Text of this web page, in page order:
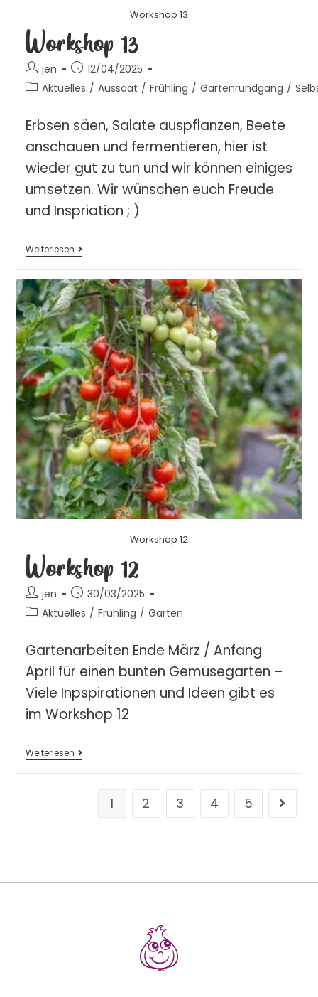
Workshop 13
Workshop 13
jen
12/04/2025
Aktuelles / Aussaat / Frühling / Gartenrundgang /
Erbsen säen, Salate auspflanzen, Beete
anschauen und fermentieren, hier ist
wieder gut zu tun und wir können einiges
umsetzen. Wir wünschen euch Freude
und Inspriation ; )
Weiterlesen
Workshop 12
Workshop 12
jen
30/03/2025
Aktuelles / Frühling / Garten
Gartenarbeiten Ende März / Anfang
April für einen bunten Gemüsegarten –
Viele Inpspirationen und Ideen gibt es
im Workshop 12
Weiterlesen
1 2 3 4 5